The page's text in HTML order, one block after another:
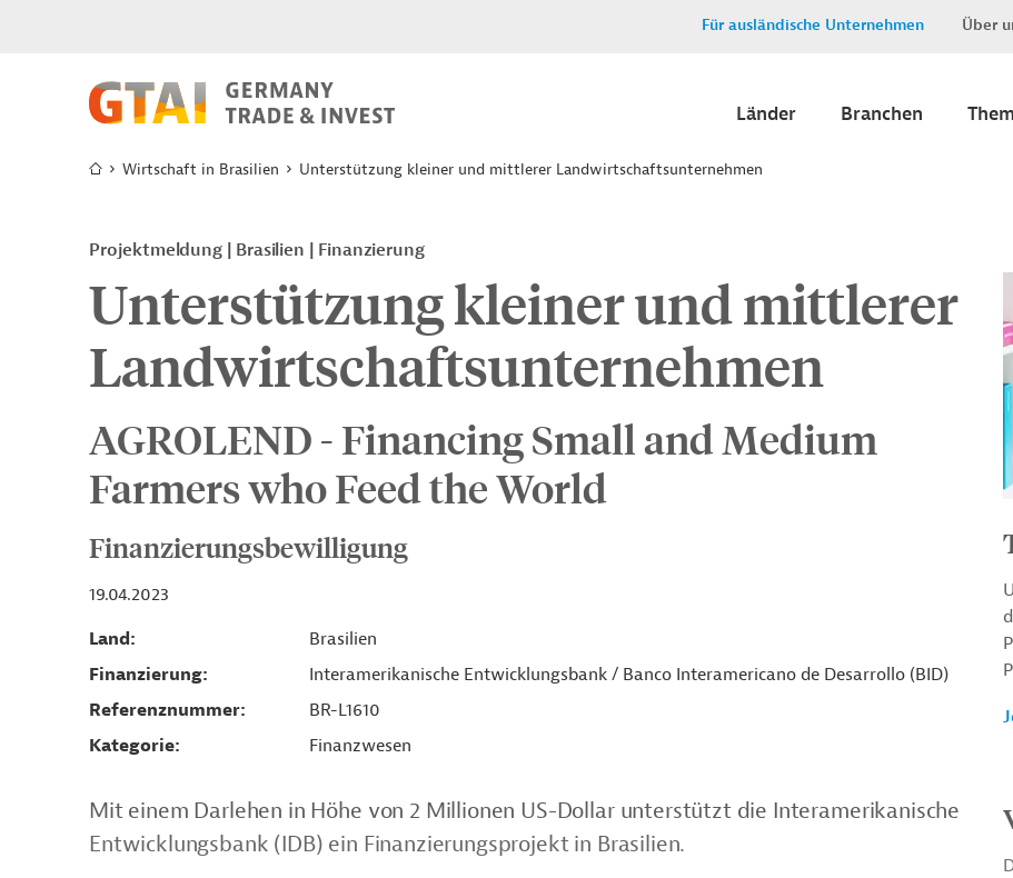
Für ausländische Unternehmen Über
Länder Branchen
Wirtschaft in Brasilien Unterstützung kleiner und mittlerer Landwirtschaftsunternehmen
Projektmeldung Brasilien Finanzierung
Unterstützung kleiner und mittlerer
Landwirtschaftsunternehmen
AGROLEND - Financing Small and Medium
Farmers who Feed the World
Finanzierungsbewilligung
19.04.2023
Land
Brasilien
Finanzierung
Interamerikanische Entwicklungsbank / Banco Interamericano de Desarrollo (BID)
Referenznummer
BR-L1610
Kategorie
Finanzwesen
Mit einem Darlehen in Höhe von 2 Millionen US-Dollar unterstützt die Interamerikanische
Entwicklungsbank (IDB) ein Finanzierungsprojekt in Brasilien.